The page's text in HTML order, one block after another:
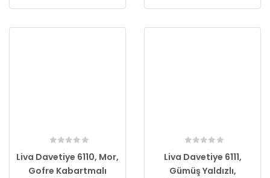
Liva Davetiye 6110, Mor,
Gofre Kabartmalı
Liva Davetiye 6111,
Gümüş Yaldızlı,